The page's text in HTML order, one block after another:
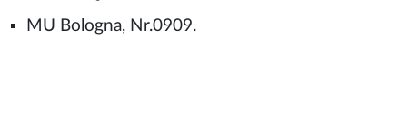
MU Bologna, Nr.0909.